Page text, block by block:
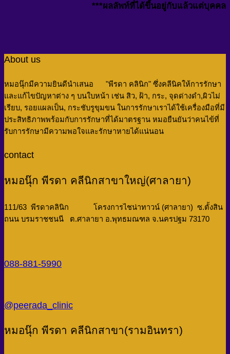
***ผลลัพท์ที่ได้ขึ้นอยู่กับแล้วแต่บุคคล
About us
หมอนุ๊กมีความยินดีนำเสนอ "พีรดา คลินิก" ซึ่งคลีนิคให้การรักษา
และแก้ไขปัญหาต่าง ๆ บนใบหน้า เช่น สิว, ฝ้า, กระ, จุดด่างดำ,ผิวไม่
เรียบ, รอยแผลเป็น, กระชับรูขุมขน ในการรักษาเราได้ใช้เครื่องมือที่มี
ประสิทธิภาพพร้อมกับการรักษาที่ได้มาตรฐาน หมอยืนยันว่าคนไข้ที่
รับการรักษามีความพอใจและรักษาหายได้แน่นอน
contact
หมอนุ๊ก พีรดา คลีนิกสาขาใหญ่(ศาลายา)
111/63 พีรดาคลินิก โครงการไชน่าทาวน์ (ศาลายา) ซ.ตั้งสิน
ถนน บรมราชชนนี ต.ศาลายา อ.พุทธมณฑล จ.นครปฐม 73170
088-881-5990
@peerada_clinic
หมอนุ๊ก พีรดา คลีนิกสาขา(รามอินทรา)